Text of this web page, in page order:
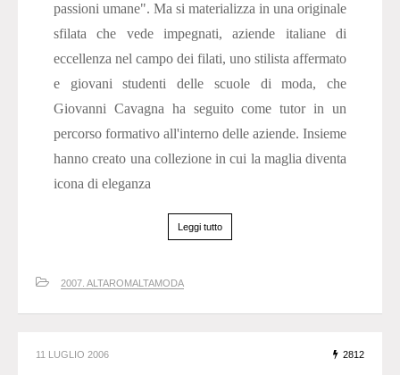
passioni umane". Ma si materializza in una originale
sfilata che vede impegnati, aziende italiane di
eccellenza nel campo dei filati, uno stilista affermato
e giovani studenti delle scuole di moda, che
Giovanni Cavagna ha seguito come tutor in un
percorso formativo all'interno delle aziende. Insieme
hanno creato una collezione in cui la maglia diventa
icona di eleganza
Leggi tutto
2007. ALTAROMALTAMODA
11 LUGLIO 2006 2812